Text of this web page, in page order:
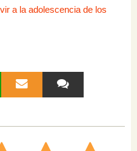
a la adolescencia de los